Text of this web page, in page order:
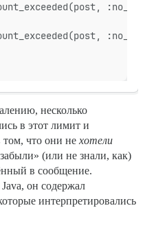
несколько
в этот лимит и
том, что они не хотели
(или не знали, как)
в сообщение.
он содержал
интерпретировались